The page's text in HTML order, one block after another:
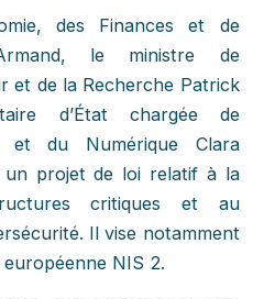
des Finances et de
le ministre de
et de la Recherche Patrick
d’État chargée de
et du Numérique Clara
un projet de loi relatif à la
critiques et au
Il vise notamment
NIS 2.